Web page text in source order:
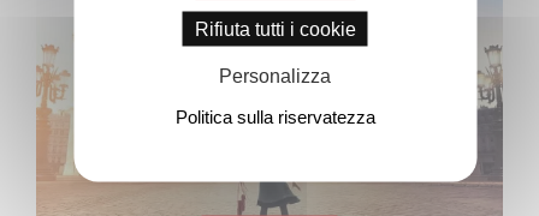
Rifiuta tutti i cookie
Personalizza
Politica sulla riservatezza